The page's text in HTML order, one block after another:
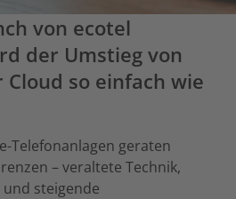
von ecotel
der Umstieg von
Cloud so einfach wie
Telefonanlagen geraten
– veraltete Technik,
steigende